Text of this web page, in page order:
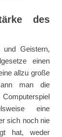
des
Geistern,
einen
allzu große
man die
eine
sich noch nie
hat, weder